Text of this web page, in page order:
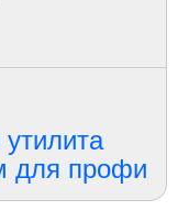
для профи